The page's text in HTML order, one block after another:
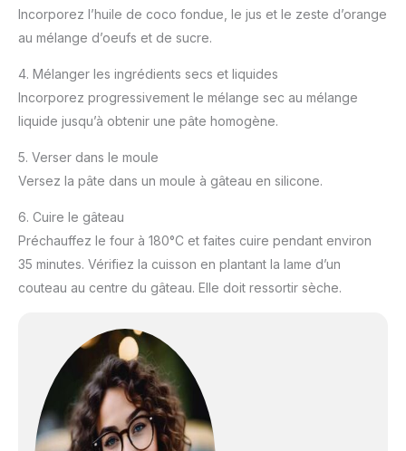
Incorporez l’huile de coco fondue, le jus et le zeste d’orange
au mélange d’oeufs et de sucre.
4. Mélanger les ingrédients secs et liquides
Incorporez progressivement le mélange sec au mélange
liquide jusqu’à obtenir une pâte homogène.
5. Verser dans le moule
Versez la pâte dans un moule à gâteau en silicone.
6. Cuire le gâteau
Préchauffez le four à 180°C et faites cuire pendant environ
35 minutes. Vérifiez la cuisson en plantant la lame d’un
couteau au centre du gâteau. Elle doit ressortir sèche.